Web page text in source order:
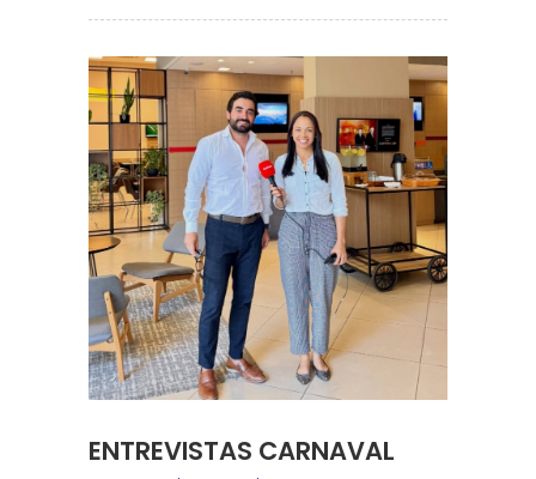
ENTREVISTAS CARNAVAL